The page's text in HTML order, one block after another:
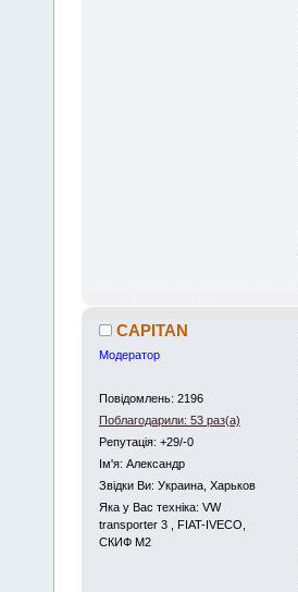
CAPITAN
Модератор
Повідомлень: 2196
Поблагодарили: 53 раз(а)
Репутація: +29/-0
Iм'я: Александр
Звідки Ви: Украина, Харьков
Яка у Вас техніка: VW
transporter 3 , FIAT-IVECO,
СКИФ М2